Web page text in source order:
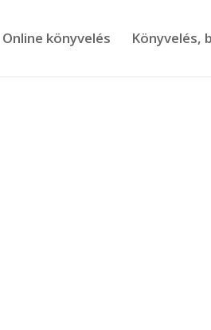
Online könyvelés Könyvelés,